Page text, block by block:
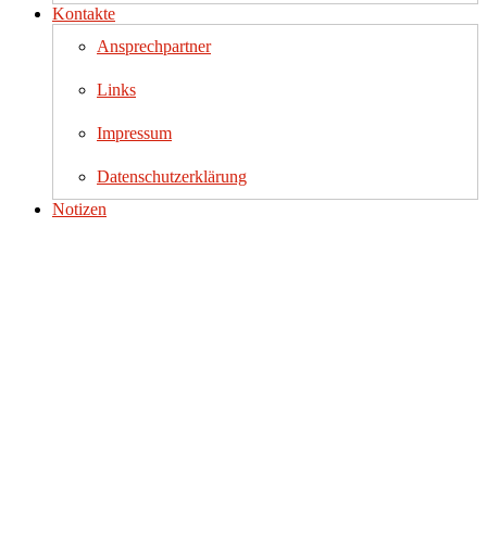
Kontakte
Ansprechpartner
Links
Impressum
Datenschutzerklärung
Notizen